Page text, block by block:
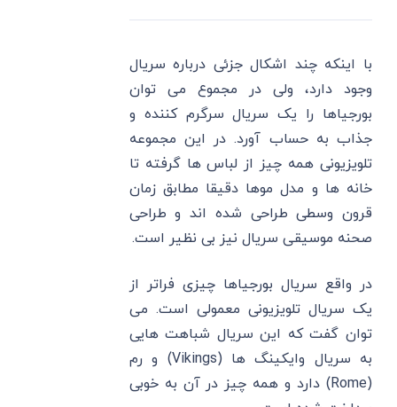
با اینکه چند اشکال جزئی درباره سریال
وجود دارد، ولی در مجموع می توان
بورجیاها را یک سریال سرگرم کننده و
جذاب به حساب آورد. در این مجموعه
تلویزیونی همه چیز از لباس ها گرفته تا
خانه ها و مدل موها دقیقا مطابق زمان
قرون وسطی طراحی شده اند و طراحی
صحنه موسیقی سریال نیز بی نظیر است.
در واقع سریال بورجیاها چیزی فراتر از
یک سریال تلویزیونی معمولی است. می
توان گفت که این سریال شباهت هایی
به سریال وایکینگ ها (Vikings) و رم
(Rome) دارد و همه چیز در آن به خوبی